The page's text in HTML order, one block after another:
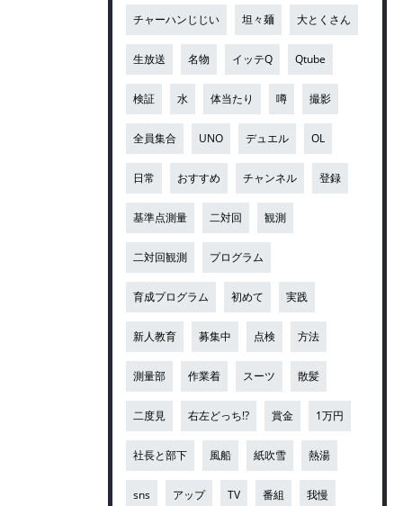
チャーハンじじい 坦々麺 大とくさん
生放送 名物 イッテQ Qtube
検証 水 体当たり 噂 撮影
全員集合 UNO デュエル OL
日常 おすすめ チャンネル 登録
基準点測量 二対回 観測
二対回観測 プログラム
育成プログラム 初めて 実践
新人教育 募集中 点検 方法
測量部 作業着 スーツ 散髪
二度見 右左どっち!? 賞金 1万円
社長と部下 風船 紙吹雪 熱湯
sns アップ TV 番組 我慢